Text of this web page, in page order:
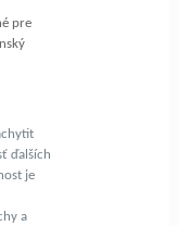
pre
ďalších
je
a